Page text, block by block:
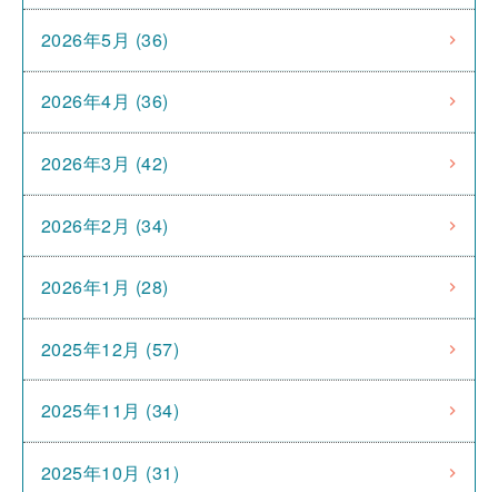
2026年5月 (36)
2026年4月 (36)
2026年3月 (42)
2026年2月 (34)
2026年1月 (28)
2025年12月 (57)
2025年11月 (34)
2025年10月 (31)